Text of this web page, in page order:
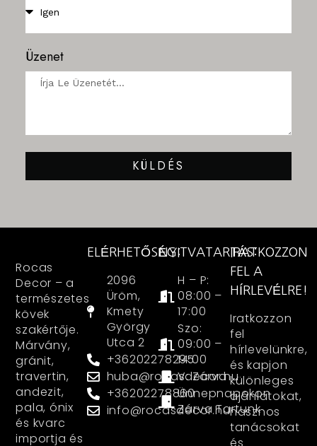
Üzenet
KÜLDÉS
Rocas
Decor – a
természetes
kövek
szakértője.
Márvány,
gránit,
travertin,
andezit,
pala, ónix
és kvarc
importja és
ELÉRHETŐSÉG:
2096
Üröm,
Kmety
György
Utca 2
+36202278295
huba@rocasdecor.hu
+36202278860
info@rocasdecor.hu
NYITVATARTÁS:
H – P:
08:00 –
17:00
Szo:
09:00 –
14:00
V: Zárva
Ünnepnapokon
Zárva Tartunk
IRATKOZZON
FEL A
HÍRLEVÉLRE!
Iratkozzon
fel
hírlevelünkre,
és kapjon
különleges
ajánlatokat,
hasznos
tanácsokat
és